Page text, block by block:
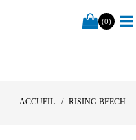
(0)
ACCUEIL RISING BEECH